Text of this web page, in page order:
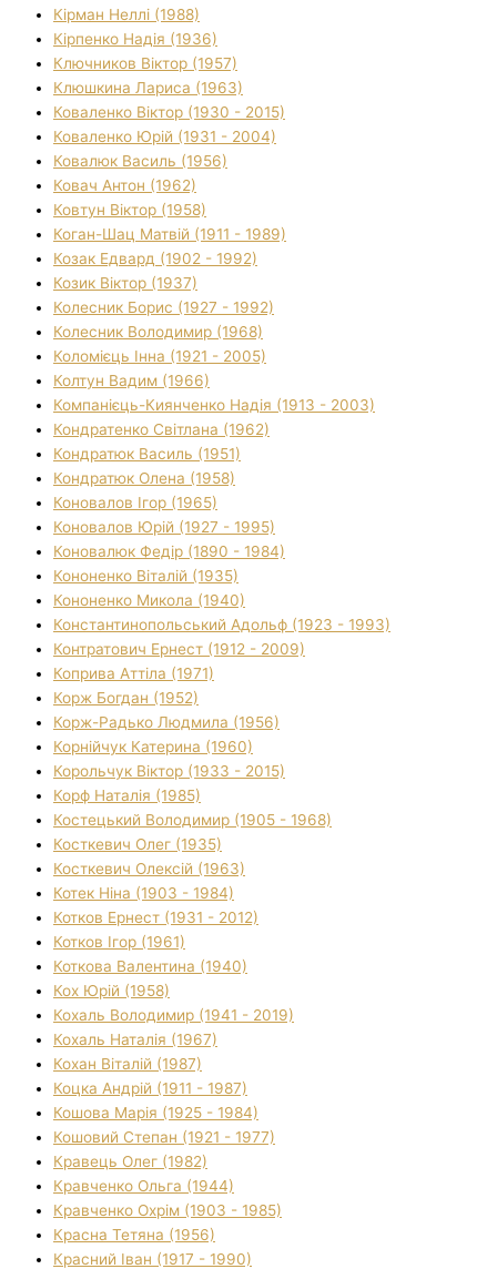
Кірман Неллі (1988)
Кірпенко Надія (1936)
Ключников Віктор (1957)
Клюшкина Лариса (1963)
Коваленко Віктор (1930 - 2015)
Коваленко Юрій (1931 - 2004)
Ковалюк Василь (1956)
Ковач Антон (1962)
Ковтун Віктор (1958)
Коган-Шац Матвій (1911 - 1989)
Козак Едвард (1902 - 1992)
Козик Віктор (1937)
Колесник Борис (1927 - 1992)
Колесник Володимир (1968)
Коломієць Інна (1921 - 2005)
Колтун Вадим (1966)
Компанієць-Киянченко Надія (1913 - 2003)
Кондратенко Світлана (1962)
Кондратюк Василь (1951)
Кондратюк Олена (1958)
Коновалов Ігор (1965)
Коновалов Юрій (1927 - 1995)
Коновалюк Федір (1890 - 1984)
Кононенко Віталій (1935)
Кононенко Микола (1940)
Константинопольський Адольф (1923 - 1993)
Контратович Ернест (1912 - 2009)
Коприва Аттіла (1971)
Корж Богдан (1952)
Корж-Радько Людмила (1956)
Корнійчук Катерина (1960)
Корольчук Віктор (1933 - 2015)
Корф Наталія (1985)
Костецький Володимир (1905 - 1968)
Косткевич Олег (1935)
Косткевич Олексій (1963)
Котек Ніна (1903 - 1984)
Котков Ернест (1931 - 2012)
Котков Ігор (1961)
Коткова Валентина (1940)
Кох Юрій (1958)
Кохаль Володимир (1941 - 2019)
Кохаль Наталія (1967)
Кохан Віталій (1987)
Коцка Андрій (1911 - 1987)
Кошова Марія (1925 - 1984)
Кошовий Степан (1921 - 1977)
Кравець Олег (1982)
Кравченко Ольга (1944)
Кравченко Охрім (1903 - 1985)
Красна Тетяна (1956)
Красний Іван (1917 - 1990)